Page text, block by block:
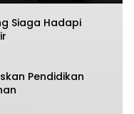
Siaga Hadapi
Pendidikan